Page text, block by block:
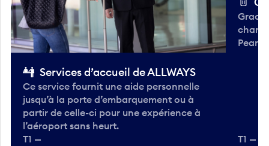
Services d’accueil de ALLWAYS
Ce service fournit une aide personnelle
jusqu’à la porte d’embarquement ou à
partir de celle-ci pour une expérience à
l’aéroport sans heurt.
T1 —
T1 —